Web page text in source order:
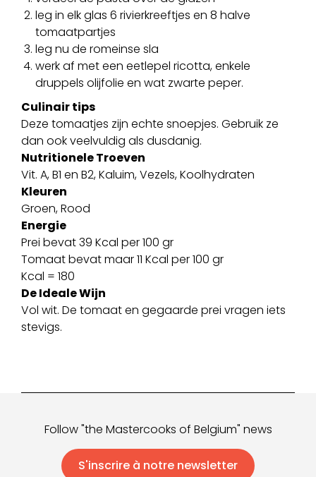
leg in elk glas 6 rivierkreeftjes en 8 halve
tomaatpartjes
leg nu de romeinse sla
werk af met een eetlepel ricotta, enkele
druppels olijfolie en wat zwarte peper.
Culinair tips
Deze tomaatjes zijn echte snoepjes. Gebruik ze
dan ook veelvuldig als dusdanig.
Nutritionele Troeven
Vit. A, B1 en B2, Kaluim, Vezels, Koolhydraten
Kleuren
Groen, Rood
Energie
Prei bevat 39 Kcal per 100 gr
Tomaat bevat maar 11 Kcal per 100 gr
Kcal = 180
De Ideale Wijn
Vol wit. De tomaat en gegaarde prei vragen iets
stevigs.
Follow "the Mastercooks of Belgium" news
S'inscrire à notre newsletter